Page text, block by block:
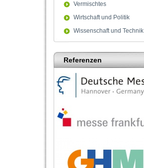
Vermischtes
Wirtschaft und Politik
Wissenschaft und Technik
Referenzen